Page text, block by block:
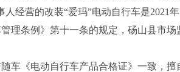
经营的改装“爱玛”电动自行车是2021
理条例》第十一条的规定，砀山县市场
车《电动自行车产品合格证》一致，擅